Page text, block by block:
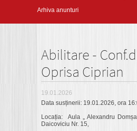
Arhiva anunturi
Abilitare -
Oprisa Ciprian
19.01.2026
Data susținerii: 19.01.2026, ora
Locația: Aula „ Alexandru
Daicoviciu Nr. 15,